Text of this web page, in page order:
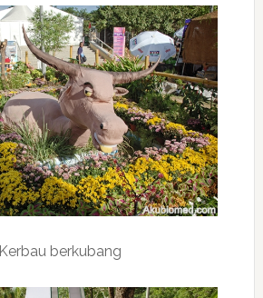
Kerbau berkubang